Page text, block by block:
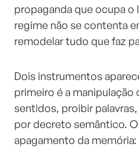
propaganda que ocupa o
regime não se contenta
remodelar tudo que faz
Dois instrumentos
primeiro é a manipulação
sentidos, proibir
por decreto semântico.
apagamento da